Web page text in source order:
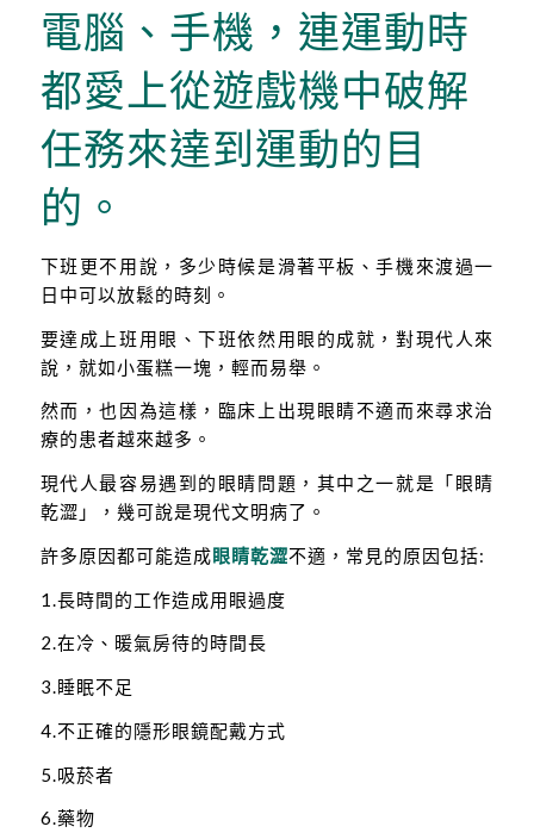
電腦、手機，連運動時
都愛上從遊戲機中破解
任務來達到運動的目
的。
下班更不用說，多少時候是滑著平板、手機來渡過一
日中可以放鬆的時刻。
要達成上班用眼、下班依然用眼的成就，對現代人來
說，就如小蛋糕一塊，輕而易舉。
然而，也因為這樣，臨床上出現眼睛不適而來尋求治
療的患者越來越多。
現代人最容易遇到的眼睛問題，其中之一就是「眼睛
乾澀」，幾可說是現代文明病了。
許多原因都可能造成眼睛乾澀不適，常見的原因包括:
1.長時間的工作造成用眼過度
2.在冷、暖氣房待的時間長
3.睡眠不足
4.不正確的隱形眼鏡配戴方式
5.吸菸者
6.藥物